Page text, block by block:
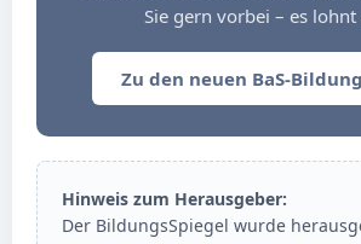
Sie gern vorbei – es lohnt
Zu den neuen BaS-
Hinweis zum Herausgeber:
Der BildungsSpiegel wurde